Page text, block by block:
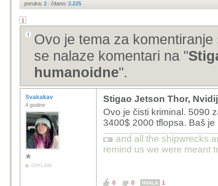
poruka: 2 | čitano: 2.225
1
Ovo je tema za
se nalaze komentari na "
humanoidne".
Svakakav
4 godine
OFFLINE
Stigao Jetson Thor,
Ovo je čisti kriminal. 5090
3400$ 2000 tflopsa. Baš
and all the shipwrecks
remind us we were meant
0 0 HVALA 1